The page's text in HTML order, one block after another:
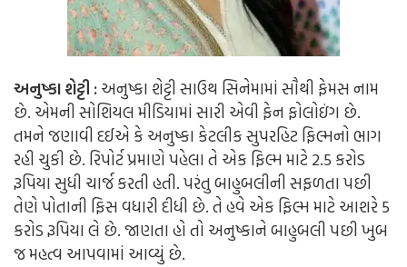
અનુષ્કા શેટ્ટી :અનુષ્કા શેટ્ટી સાઉથ સિનેમામાં સૌથી ફેમસ નામ
છે. એમની સોશિયલ મીડિયામાં સારી એવી ફેન ફોલોઇંગ છે.
તમને જણાવી દઈએ કે અનુષ્કા કેટલીક સુપરહિટ ફિલ્મનો ભાગ
રહી ચુકી છે. રિપોર્ટ પ્રમાણે પહેલા તે એક ફિલ્મ માટે 2.5 કરોડ
રૂપિયા સુધી ચાર્જ કરતી હતી. પરંતુ બાહુબલીની સફળતા પછી
તેણે પોતાની ફિસ વધારી દીધી છે. તે હવે એક ફિલ્મ માટે આશરે 5
કરોડ રૂપિયા લે છે. જાણતા હો તો અનુષ્કાને બાહુબલી પછી ખુબ
જ મહત્વ આપવામાં આવ્યું છે.